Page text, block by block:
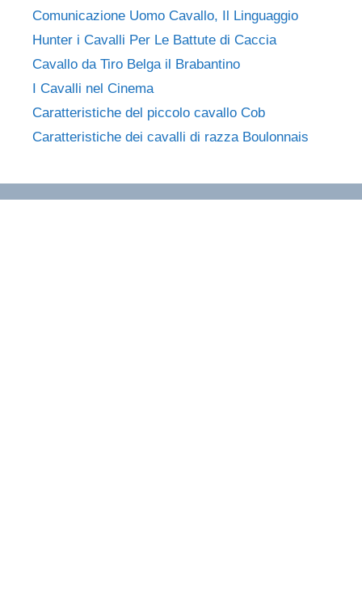
Comunicazione Uomo Cavallo, Il Linguaggio
Hunter i Cavalli Per Le Battute di Caccia
Cavallo da Tiro Belga il Brabantino
I Cavalli nel Cinema
Caratteristiche del piccolo cavallo Cob
Caratteristiche dei cavalli di razza Boulonnais